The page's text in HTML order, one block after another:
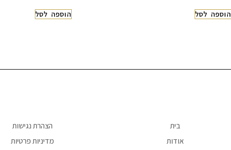
הוספה לסל הוספה לסל
בית
אודות
הצהרת נגישות
מדיניות פרטיות